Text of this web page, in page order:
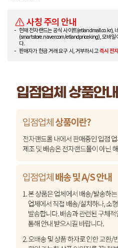
사칭 주의 안내
현재 전자랜드는 공식 사이트(etlandmall.co.kr),
(smartstore.naver.com/etlandpriceking), 모바일
다.
판매자가 현금 거래 요구 시, 거부하시고즉시 전